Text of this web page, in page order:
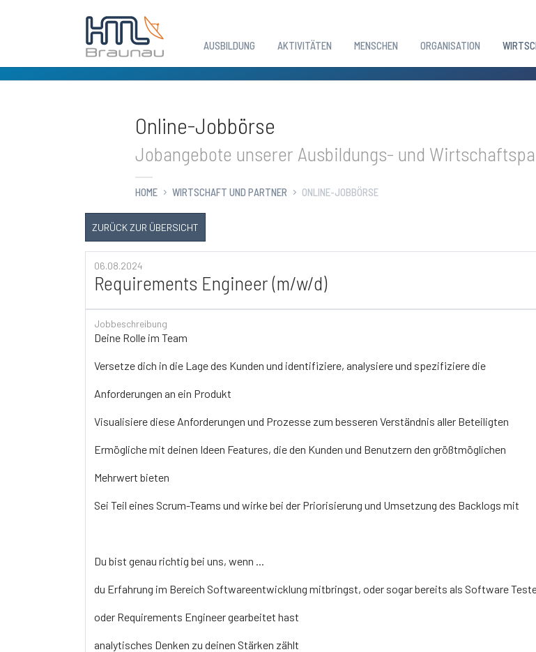
AUSBILDUNG AKTIVITÄTEN MENSCHEN ORGANISATION
Online-Jobbörse
Jobangebote unserer Ausbildungs- und
HOME WIRTSCHAFT UND PARTNER ONLINE-JOBBÖRSE
ZURÜCK ZUR ÜBERSICHT
06.08.2024
Requirements Engineer (m/w/d)
Jobbeschreibung
Deine Rolle im Team
Versetze dich in die Lage des Kunden und identifiziere, analysiere und spezifiziere die
Anforderungen an ein Produkt
Visualisiere diese Anforderungen und Prozesse zum besseren Verständnis aller Beteiligten
Ermögliche mit deinen Ideen Features, die den Kunden und Benutzern den größtmöglichen
Mehrwert bieten
Sei Teil eines Scrum-Teams und wirke bei der Priorisierung und Umsetzung des Backlogs mit
Du bist genau richtig bei uns, wenn ...
du Erfahrung im Bereich Softwareentwicklung mitbringst, oder sogar bereits als Software
oder Requirements Engineer gearbeitet hast
analytisches Denken zu deinen Stärken zählt